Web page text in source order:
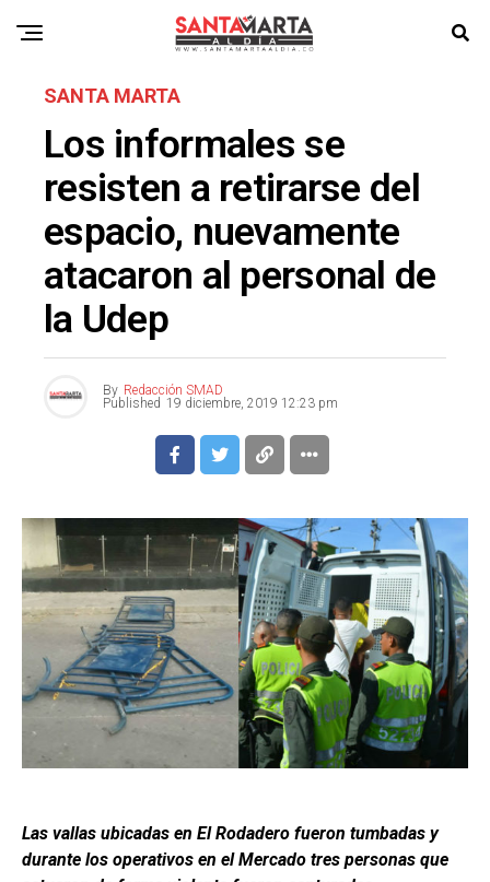
SANTA MARTA
Los informales se
resisten a retirarse del
espacio, nuevamente
atacaron al personal de
la Udep
By Redacción SMAD
Published 19 diciembre, 2019 12:23 pm
Las vallas ubicadas en El Rodadero fueron tumbadas y
durante los operativos en el Mercado tres personas que